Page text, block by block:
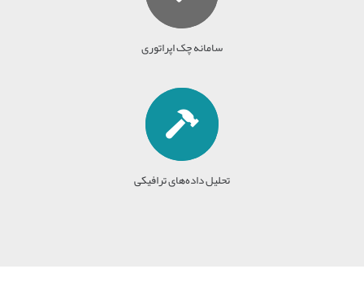
سامانه چک اپراتوری
تحلیل داده‌های ترافیکی